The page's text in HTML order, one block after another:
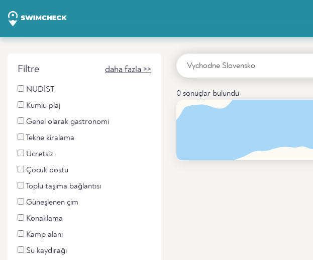
Filtre daha fazla >>
NUDİST
Kumlu plaj
Genel olarak gastronomi
Tekne kiralama
Ücretsiz
Çocuk dostu
Toplu taşıma bağlantısı
Güneşlenen çim
Konaklama
Kamp alanı
Su kaydırağı
0 sonuçlar bulundu